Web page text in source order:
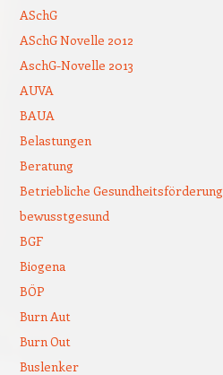
ASchG
ASchG Novelle 2012
AschG-Novelle 2013
AUVA
BAUA
Belastungen
Beratung
Betriebliche Gesundheitsförderung
bewusstgesund
BGF
Biogena
BÖP
Burn Aut
Burn Out
Buslenker